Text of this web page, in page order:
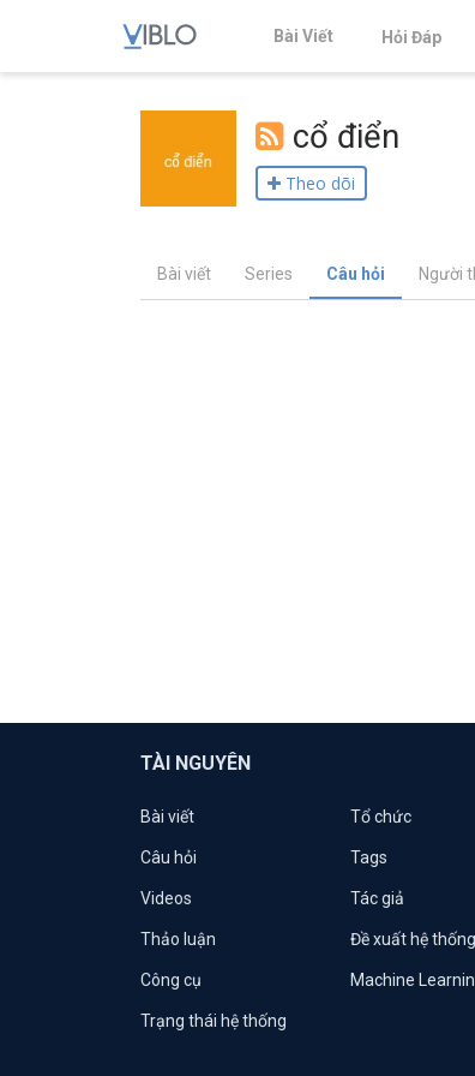
Bài Viết Hỏi Đáp
cổ điển
Theo dõi
Bài viết Series Câu hỏi Người
TÀI NGUYÊN
Bài viết Tổ chức
Câu hỏi Tags
Videos Tác giả
Thảo luận Đề xuất hệ thống
Công cụ Machine
Trạng thái hệ thống